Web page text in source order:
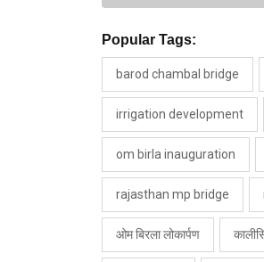
Popular Tags:
barod chambal bridge
irrigation development
om birla inauguration
rajasthan mp bridge
ओम बिरला लोकार्पण